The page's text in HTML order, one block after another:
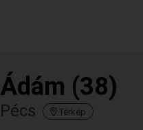
Ádám (38)
Pécs Térkép